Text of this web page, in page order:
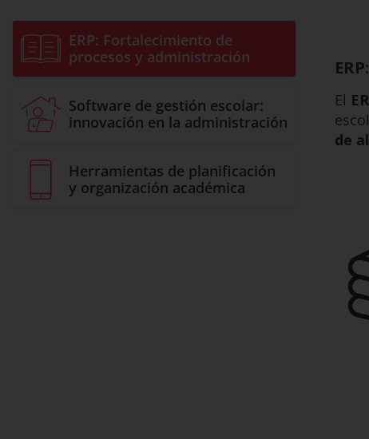
ERP: Fortalecimiento de
procesos y administración
Software de gestión escolar:
innovación en la administración
Herramientas de planificación
y organización académica
El
de